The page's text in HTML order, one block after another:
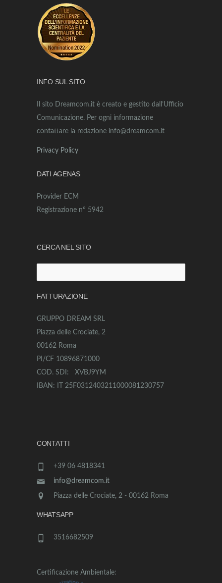
INFO SUL SITO
Il sito Dreamcom.it è creato e gestito dall’Ufficio
Comunicazione. Per ogni informazione
contattare la redazione info@dreamcom.it
Privacy Policy
DATI AGENAS
Provider ECM
Registrazione n° 5942
CERCA NEL SITO
per:
FATTURAZIONE
GRUPPO DREAM SRL
Piazza delle Crociate, 2
00162 Roma
PI/CF 10896871000
COD. SDI: XVBJ9YM
IBAN: IT 25F0312403211000081230757
CONTATTI
+39 06 4818341
info@dreamcom.it
Piazza delle Crociate, 2 - 00162 Roma
WHATSAPP
3516682509
Certificazione Ambientale: